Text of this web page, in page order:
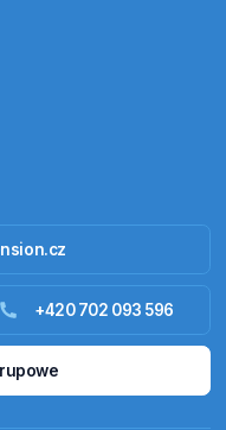
+420 702 093 596